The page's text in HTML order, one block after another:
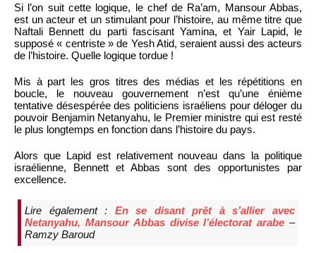
Si l’on suit cette logique, le chef de Ra’am, Mansour Abbas,
est un acteur et un stimulant pour l’histoire, au même titre que
Naftali Bennett du parti fascisant Yamina, et Yair Lapid, le
supposé « centriste » de Yesh Atid, seraient aussi des acteurs
de l’histoire. Quelle logique tordue !
Mis à part les gros titres des médias et les répétitions en
boucle, le nouveau gouvernement n’est qu’une énième
tentative désespérée des politiciens israéliens pour déloger du
pouvoir Benjamin Netanyahu, le Premier ministre qui est resté
le plus longtemps en fonction dans l’histoire du pays.
Alors que Lapid est relativement nouveau dans la politique
israélienne, Bennett et Abbas sont des opportunistes par
excellence.
Lire également : En se disant prêt à s’allier avec
Netanyahu, Mansour Abbas divise l’électorat arabe –
Ramzy Baroud